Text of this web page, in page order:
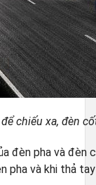
chiếu xa, đèn
đèn pha và đèn
pha và khi thả